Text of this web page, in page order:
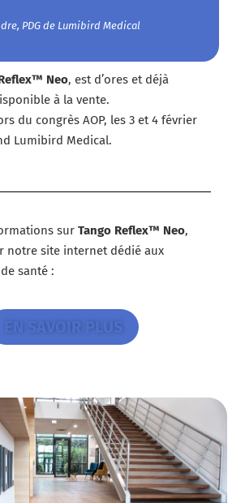
PDG de Lumibird Medical
Neo, est d’ores et déjà
à la vente.
du congrès AOP, les 3 et 4 février
Lumibird Medical.
surTango Reflex™ Neo,
notre site internet dédié aux
santé :
EN SAVOIR PLUS